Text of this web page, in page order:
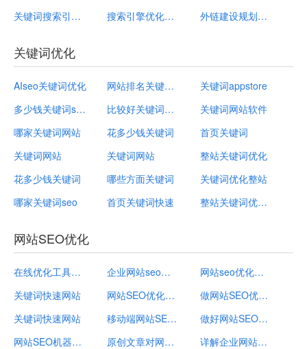
关键词搜索引擎seo
搜索引擎优化外链建设计划和执行方案
外链建设规划蓝图：每天多少条外链才能助你登顶搜索引擎
关键词优化
AIseo关键词优化
多少钱关键词seo
哪家关键词网站
关键词网站
花多少钱关键词
哪家关键词seo
网站排名关键词seo
比较好关键词软件
花多少钱关键词
关键词网站
哪些方面关键词
首页关键词快速
关键词appstore
关键词网站软件
首页关键词
整站关键词优化
关键词优化整站
整站关键词优化方法
网站SEO优化
在线优化工具网站
关键词快速网站
关键词快速网站
网站SEO机器人：企业提升网络影响力的秘密武器
企业网站seo推广过程中容易犯哪些错误？
网站SEO优化的瓶颈如何去突破
移动端网站SEO优化的技巧有哪些
原创文章对网站SEO优化真的重要吗
网站seo优化的站外优化都包括哪些
做网站SEO优化如何让自己的网站更受欢迎
做好网站SEO优化日常日常需要借助的工具有哪些
详解企业网站SEO的三大优化编写思路方案